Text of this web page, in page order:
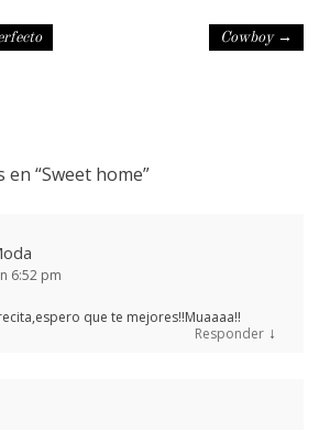
Cowboy →
en “Sweet home”
6:52 pm
que te mejores!!Muaaaa!!
Responder ↓